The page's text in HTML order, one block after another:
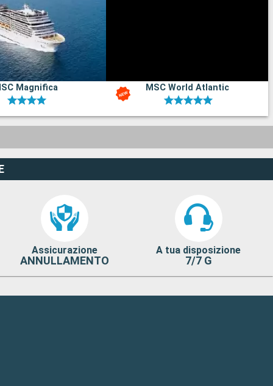
Magnifica MSC World Atlantic
Assicurazione
ANNULLAMENTO
A tua disposizione
7/7 G